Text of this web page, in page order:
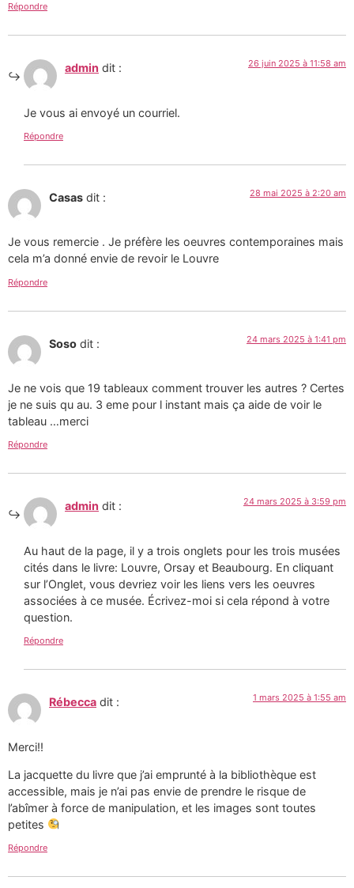
Répondre
admin dit : 26 juin 2025 à 11:58 am
Je vous ai envoyé un courriel.
Répondre
Casas dit : 28 mai 2025 à 2:20 am
Je vous remercie . Je préfère les oeuvres contemporaines mais
cela m’a donné envie de revoir le Louvre
Répondre
Soso dit : 24 mars 2025 à 1:41 pm
Je ne vois que 19 tableaux comment trouver les autres ? Certes
je ne suis qu au. 3 eme pour l instant mais ça aide de voir le
tableau …merci
Répondre
admin dit : 24 mars 2025 à 3:59 pm
Au haut de la page, il y a trois onglets pour les trois musées
cités dans le livre: Louvre, Orsay et Beaubourg. En cliquant
sur l’Onglet, vous devriez voir les liens vers les oeuvres
associées à ce musée. Écrivez-moi si cela répond à votre
question.
Répondre
Rébecca dit : 1 mars 2025 à 1:55 am
Merci!!
La jacquette du livre que j’ai emprunté à la bibliothèque est
accessible, mais je n’ai pas envie de prendre le risque de
l’abîmer à force de manipulation, et les images sont toutes
petites
Répondre